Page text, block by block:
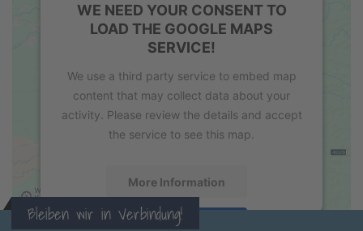
WE NEED YOUR CONSENT TO
LOAD THE GOOGLE MAPS
SERVICE!
We use a third party service to embed map
content that may collect data about your
activity. Please review the details and accept
the service to see this map.
More Information
Accept
Bleiben wir in Verbindung!